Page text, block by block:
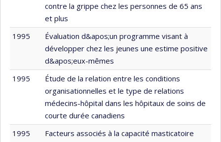
contre la grippe chez les personnes de 65 ans
et plus
1995
Évaluation d&apos;un programme visant à
développer chez les jeunes une estime positive
d&apos;eux-mêmes
1995
Étude de la relation entre les conditions
organisationnelles et le type de relations
médecins-hôpital dans les hôpitaux de soins de
courte durée canadiens
1995
Facteurs associés à la capacité masticatoire